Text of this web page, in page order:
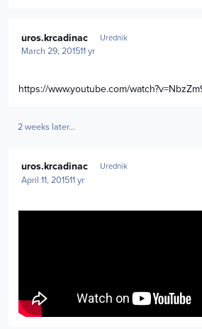
uros.krcadinac Urednik
March 29, 201511 yr
https://www.youtube.com/
2 weeks later...
uros.krcadinac Urednik
April 11, 201511 yr